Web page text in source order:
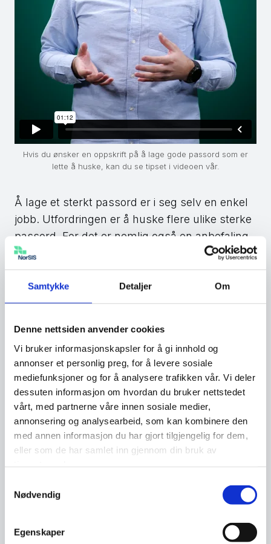
Samtykke Detaljer Om
Denne nettsiden anvender cookies
Vi bruker informasjonskapsler for å gi innhold og
annonser et personlig preg, for å levere sosiale
mediefunksjoner og for å analysere trafikken vår. Vi deler
dessuten informasjon om hvordan du bruker nettstedet
vårt, med partnerne våre innen sosiale medier,
annonsering og analysearbeid, som kan kombinere den
med annen informasjon du har gjort tilgjengelig for dem,
eller som de har samlet inn gjennom din bruk av
Nødvendig
Egenskaper
Hvis du ønsker en oppskrift på å lage gode passord som er
lette å huske, kan du se tipset i videoen vår.
Å lage et sterkt passord er i seg selv en enkel
jobb. Utfordringen er å huske flere ulike sterke
passord. For det er nemlig også en anbefaling
å ha et unikt passord til hvert sted man skal
logge inn. Det minimerer skaden dersom et
passord skulle havne i hendene til
uvedkommende.
For å gjøre det enklere å huske kan det være
en idé å bruke fraser eller hele setninger som
passord. Setninger inneholder naturlig
mellomrom og symboler, noe som gjør
passordet sterkere. I tillegg er det mye enklere
å huske en setning enn vilkårlige
kombinasjoner av bokstaver og tall. Bare pass
på å unngå bruk av ord eller referanser som
linker direkte til den tjenesten passordet skal